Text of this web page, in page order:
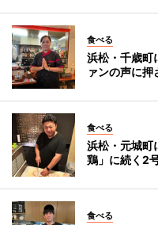
食べる
浜松・千歳
ァンの声に押
食べる
浜松・元城
鶏」に続く2
食べる